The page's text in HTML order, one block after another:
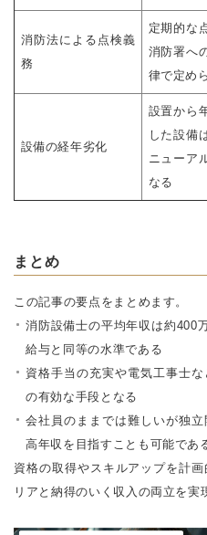
消防法による点検義
務
定期的な
消防署へ
律で定め
設備の経年劣化
設置から
した設備
ニューア
なる
まとめ
この記事の要点をまとめます。
消防設備士の平均年収は約400
給与と同等の水準である
資格手当の充実や電気工事士
の有効な手段となる
会社員のままでは難しいが独
高年収を目指すことも可能であ
資格の取得やスキルアップを計
リアと納得のいく収入の両立を実